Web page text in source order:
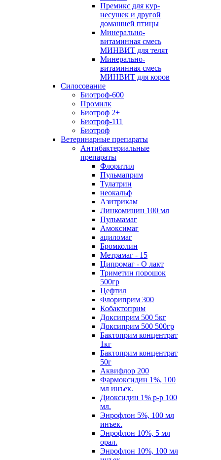
Премикс для кур-
несушек и другой
домашней птицы
Минерально-
витаминная смесь
МИНВИТ для телят
Минерально-
витаминная смесь
МИНВИТ для коров
Силосование
Биотроф-600
Промилк
Биотроф 2+
Биотроф-111
Биотроф
Ветеринарные препараты
Антибактериальные
препараты
Флоритил
Пульмаприм
Тулатрин
неокальф
Азитрикам
Линкомицин 100 мл
Пульмамаг
Амоксимаг
ациломаг
Бромколин
Метрамаг - 15
Ципромаг - О лакт
Триметин порошок
500гр
Цефтил
Флориприм 300
Кобактоприм
Доксиприм 500 5кг
Доксиприм 500 500гр
Бактоприм концентрат
1кг
Бактоприм концентрат
50г
Аквифлор 200
Фармоксидин 1%, 100
мл инъек.
Диоксидин 1% р-р 100
мл.
Энрофлон 5%, 100 мл
инъек.
Энрофлон 10%, 5 мл
орал.
Энрофлон 10%, 100 мл